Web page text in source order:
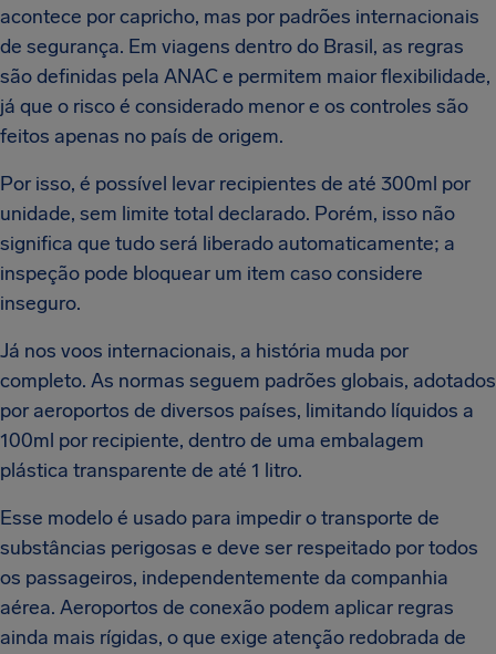
acontece por capricho, mas por padrões internacionais
de segurança. Em viagens dentro do Brasil, as regras
são definidas pela ANAC e permitem maior flexibilidade,
já que o risco é considerado menor e os controles são
feitos apenas no país de origem.
Por isso, é possível levar recipientes de até 300ml por
unidade, sem limite total declarado. Porém, isso não
significa que tudo será liberado automaticamente; a
inspeção pode bloquear um item caso considere
inseguro.
Já nos voos internacionais, a história muda por
completo. As normas seguem padrões globais, adotados
por aeroportos de diversos países, limitando líquidos a
100ml por recipiente, dentro de uma embalagem
plástica transparente de até 1 litro.
Esse modelo é usado para impedir o transporte de
substâncias perigosas e deve ser respeitado por todos
os passageiros, independentemente da companhia
aérea. Aeroportos de conexão podem aplicar regras
ainda mais rígidas, o que exige atenção redobrada de